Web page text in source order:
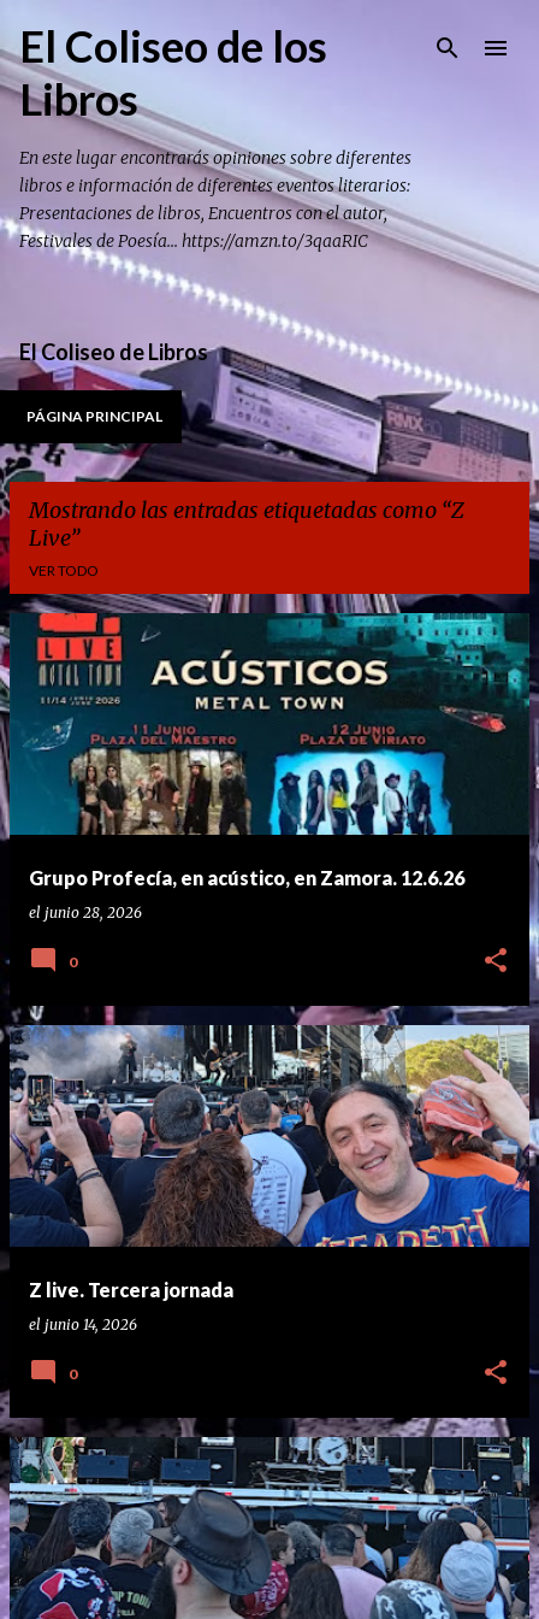
Ir al contenido principal
El Coliseo de los
Libros
En este lugar encontrarás opiniones sobre diferentes
libros e información de diferentes eventos literarios:
Presentaciones de libros, Encuentros con el autor,
Festivales de Poesía... https://amzn.to/3qaaRIC
El Coliseo de Libros
PÁGINA PRINCIPAL
Mostrando las entradas etiquetadas como Z
Live
VER TODO
E
n
t
r
a
d
Grupo Profecía, en acústico, en Zamora. 12.6.26
el junio 28, 2026
0
Z live. Tercera jornada
el junio 14, 2026
0